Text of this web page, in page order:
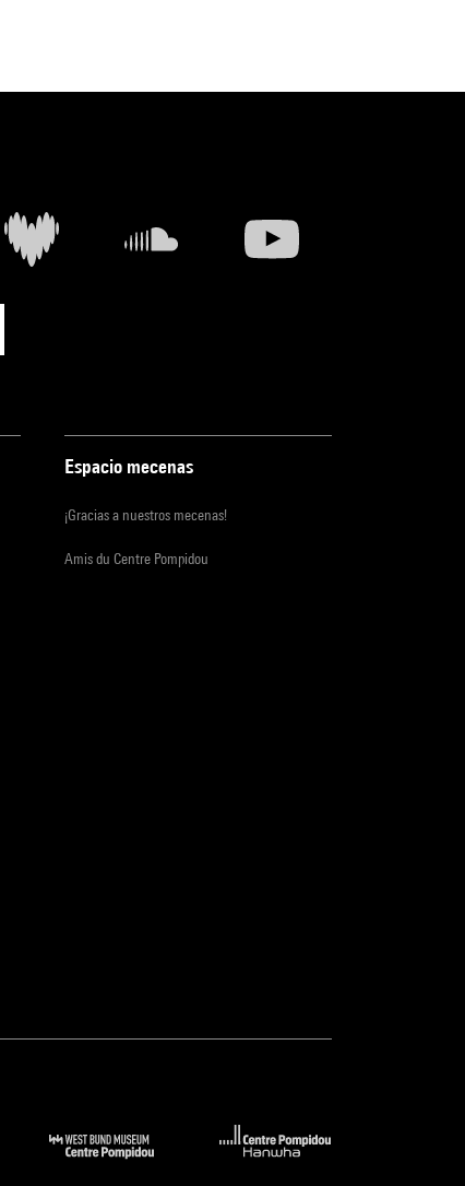
Espacio mecenas
¡Gracias a nuestros mecenas!
Amis du Centre Pompidou